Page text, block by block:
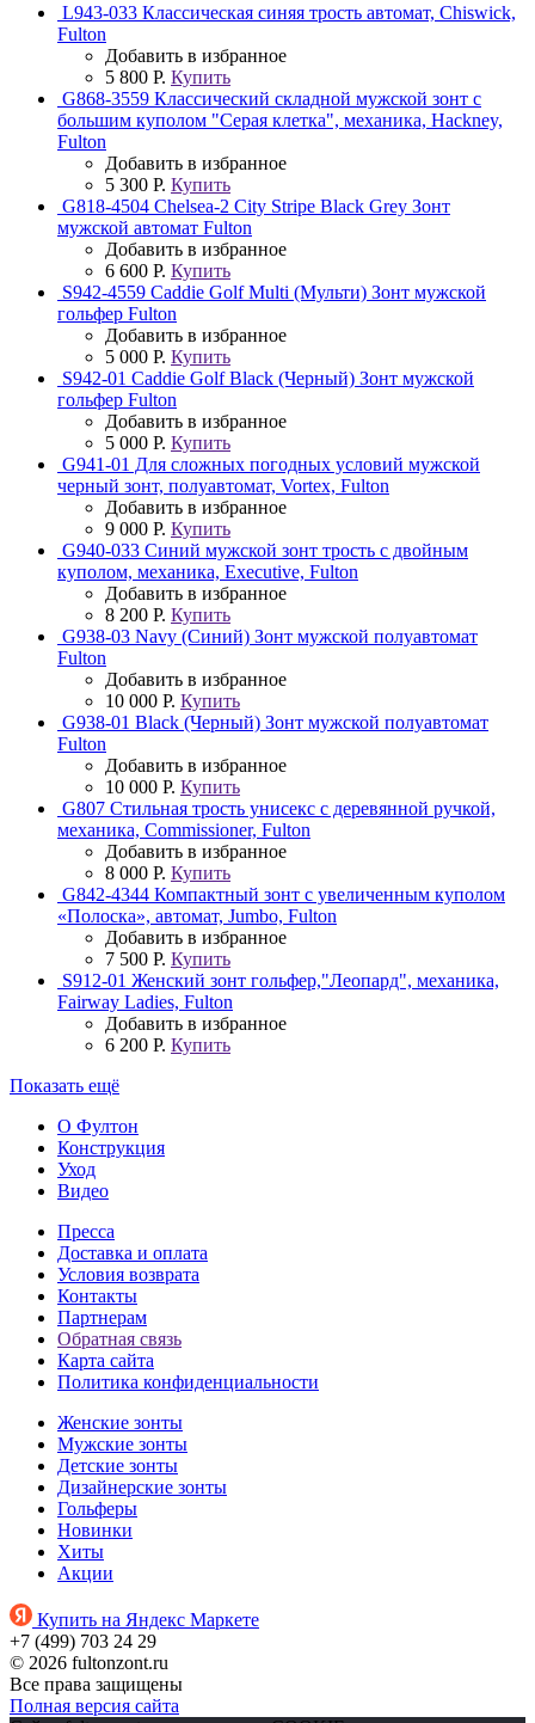
L943-033 Классическая синяя трость автомат, Chiswick,
Fulton
Добавить в избранное
5 800 Р. Купить
G868-3559 Классический складной мужской зонт с
большим куполом "Серая клетка", механика, Hackney,
Fulton
Добавить в избранное
5 300 Р. Купить
G818-4504 Chelsea-2 City Stripe Black Grey Зонт
мужской автомат Fulton
Добавить в избранное
6 600 Р. Купить
S942-4559 Caddie Golf Multi (Мульти) Зонт мужской
гольфер Fulton
Добавить в избранное
5 000 Р. Купить
S942-01 Caddie Golf Black (Черный) Зонт мужской
гольфер Fulton
Добавить в избранное
5 000 Р. Купить
G941-01 Для сложных погодных условий мужской
черный зонт, полуавтомат, Vortex, Fulton
Добавить в избранное
9 000 Р. Купить
G940-033 Синий мужской зонт трость с двойным
куполом, механика, Executive, Fulton
Добавить в избранное
8 200 Р. Купить
G938-03 Navy (Синий) Зонт мужской полуавтомат
Fulton
Добавить в избранное
10 000 Р. Купить
G938-01 Black (Черный) Зонт мужской полуавтомат
Fulton
Добавить в избранное
10 000 Р. Купить
G807 Стильная трость унисекс с деревянной ручкой,
механика, Commissioner, Fulton
Добавить в избранное
8 000 Р. Купить
G842-4344 Компактный зонт с увеличенным куполом
«Полоска», автомат, Jumbo, Fulton
Добавить в избранное
7 500 Р. Купить
S912-01 Женский зонт гольфер,"Леопард", механика,
Fairway Ladies, Fulton
Добавить в избранное
6 200 Р. Купить
Показать ещё
О Фултон
Конструкция
Уход
Видео
Пресса
Доставка и оплата
Условия возврата
Контакты
Партнерам
Обратная связь
Карта сайта
Политика конфиденциальности
Женские зонты
Мужские зонты
Детские зонты
Дизайнерские зонты
Гольферы
Новинки
Хиты
Акции
Купить на Яндекс Маркете
+7 (499) 703 24 29
© 2026 fultonzont.ru
Все права защищены
Полная версия сайта